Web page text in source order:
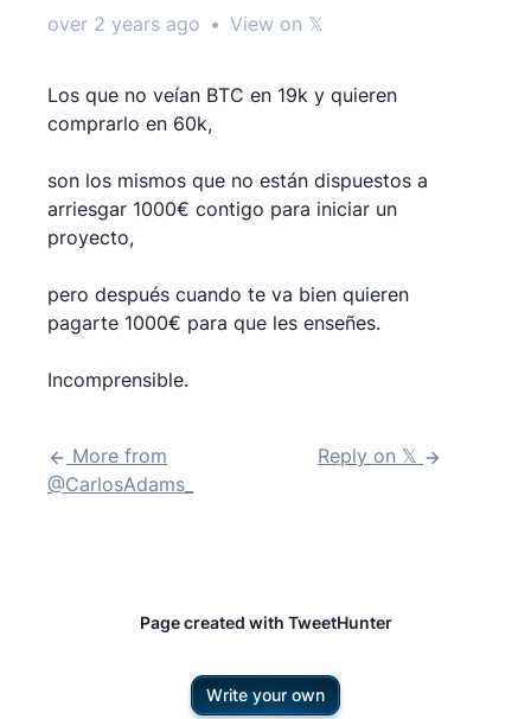
over 2 years ago • View on 𝕏
Los que no veían BTC en 19k y quieren
comprarlo en 60k,
son los mismos que no están dispuestos a
arriesgar 1000€ contigo para iniciar un
proyecto,
pero después cuando te va bien quieren
pagarte 1000€ para que les enseñes.
Incomprensible.
More from
@CarlosAdams_
Reply on 𝕏
Page created with TweetHunter
Write your own